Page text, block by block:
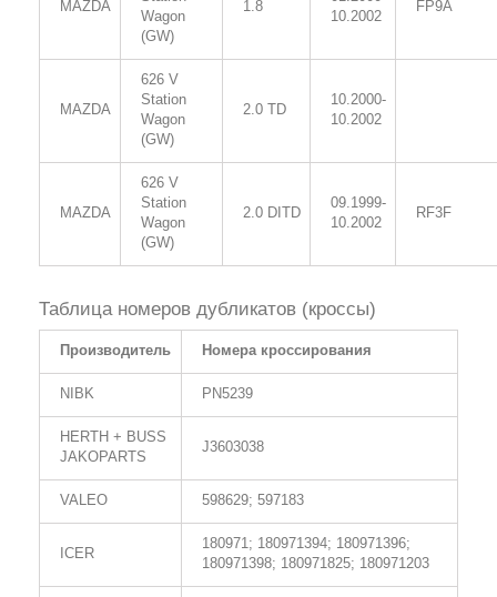
MAZDA
Wagon
(GW)
1.8
10.2002
FP9A
MAZDA
626 V
Station
Wagon
(GW)
2.0 TD
10.2000-
10.2002
MAZDA
626 V
Station
Wagon
(GW)
2.0 DITD
09.1999-
10.2002
RF3F
Таблица номеров дубликатов (кроссы)
Производитель Номера кроссирования
NIBK PN5239
HERTH + BUSS
JAKOPARTS
J3603038
VALEO 598629; 597183
ICER
180971; 180971394; 180971396;
180971398; 180971825; 180971203